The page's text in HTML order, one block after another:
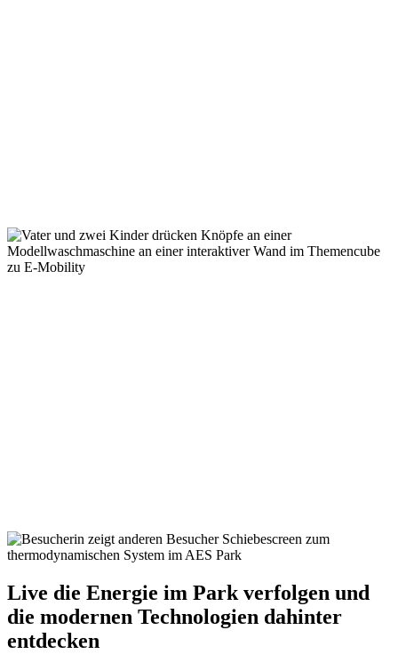
Live die Energie im Park verfolgen und
die modernen Technologien dahinter
entdecken